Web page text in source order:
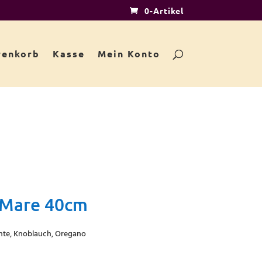
0-Artikel
Kasse Mein Konto
40cm
Knoblauch, Oregano